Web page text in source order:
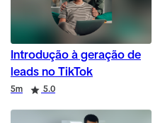
Introdução à geração de
leads no TikTok
Duration
5m
Rating 5.0
Duration
Rating